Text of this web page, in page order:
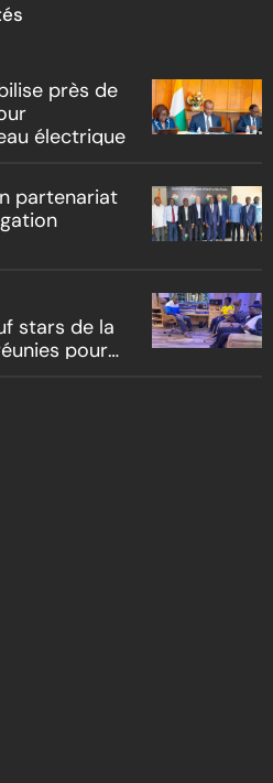
près de
électrique
partenariat
stars de la
pour